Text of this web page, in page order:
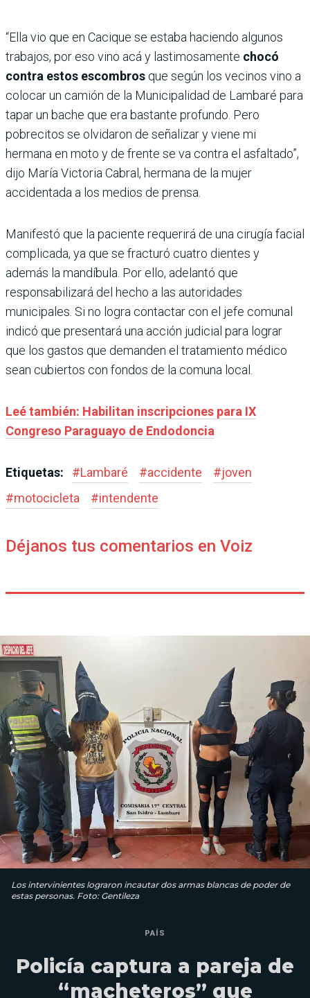
“Ella vio que en Cacique se estaba haciendo algunos
trabajos, por eso vino acá y lastimosamente chocó
contra estos escombros que según los vecinos vino a
colocar un camión de la Municipalidad de Lambaré para
tapar un bache que era bastante profundo. Pero
pobrecitos se olvidaron de señalizar y viene mi
hermana en moto y de frente se va contra el asfaltado”,
dijo María Victoria Cabral, hermana de la mujer
accidentada a los medios de prensa.
Manifestó que la paciente requerirá de una cirugía facial
complicada, ya que se fracturó cuatro dientes y
además la mandíbula. Por ello, adelantó que
responsabilizará del hecho a las autoridades
municipales. Si no logra contactar con el jefe comunal
indicó que presentará una acción judicial para lograr
que los gastos que demanden el tratamiento médico
sean cubiertos con fondos de la comuna local.
Leé también: Habilitan inscripciones para IX
Congreso Paraguayo de Endodoncia
Etiquetas: #Lambaré #accidente #joven
#motocicleta #intendente
Déjanos tus comentarios en Voiz
Los intervinientes lograron incautar dos armas blancas de poder de
estas personas. Foto: Gentileza
PAÍS
Policía captura a pareja de
“macheteros” que